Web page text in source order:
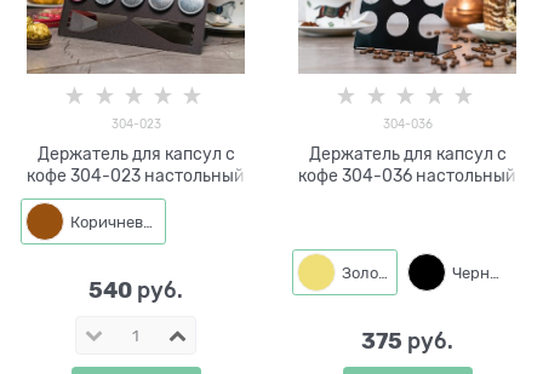
304-023
Держатель для капсул с
кофе 304-023 настольный
540 руб.
304-036
Держатель для капсул с
кофе 304-036 настольный
375 руб.